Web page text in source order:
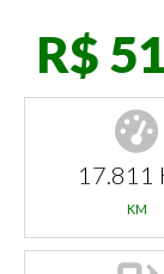
R$
17.811
KM